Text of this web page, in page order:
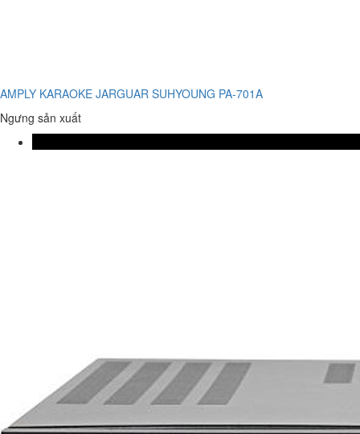
AMPLY KARAOKE JARGUAR SUHYOUNG PA-701A
Ngưng sản xuất